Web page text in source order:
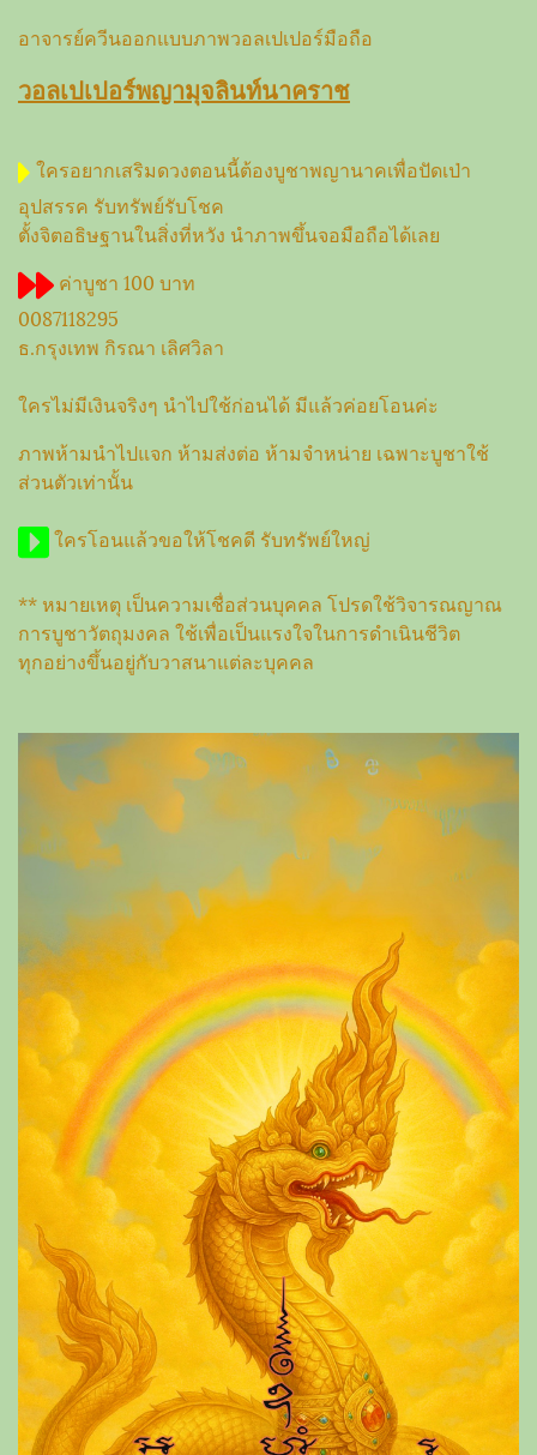
อาจารย์ควีนออกแบบภาพวอลเปเปอร์มือถือ
วอลเปเปอร์พญามุจลินท์นาคราช
ใครอยากเสริมดวงตอนนี้ต้องบูชาพญานาคเพื่อปัดเป่า
อุปสรรค รับทรัพย์รับโชค
ตั้งจิตอธิษฐานในสิ่งที่หวัง นำภาพขึ้นจอมือถือได้เลย
ค่าบูชา 100 บาท
0087118295
ธ.กรุงเทพ กิรณา เลิศวิลา
ใครไม่มีเงินจริงๆ นำไปใช้ก่อนได้ มีแล้วค่อยโอนค่ะ
ภาพห้ามนำไปแจก ห้ามส่งต่อ ห้ามจำหน่าย เฉพาะบูชาใช้
ส่วนตัวเท่านั้น
ใครโอนแล้วขอให้โชคดี รับทรัพย์ใหญ่
** หมายเหตุ เป็นความเชื่อส่วนบุคคล โปรดใช้วิจารณญาณ
การบูชาวัตถุมงคล ใช้เพื่อเป็นแรงใจในการดำเนินชีวิต
ทุกอย่างขึ้นอยู่กับวาสนาแต่ละบุคคล